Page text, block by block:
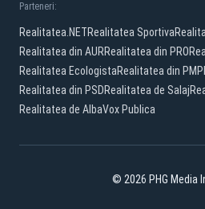
Parteneri:
Realitatea.NETRealitatea Sportiva
Realitatea din AURRealitatea din PRO
Realitatea EcologistaRealitatea din PMP
Realitatea din PSDRealitatea de Salaj
Realitatea de AlbaVox Publica
© 2026 PHG Media